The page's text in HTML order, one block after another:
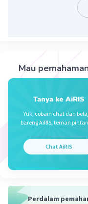
Mau
Tanya ke AiRIS
Yuk, cobain chat dan
bareng AiRIS, teman
Chat AiRIS
Perdalam